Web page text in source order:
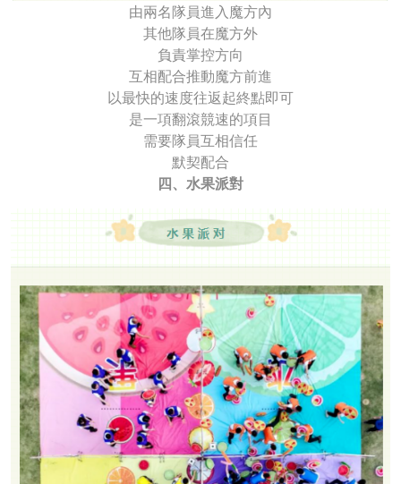
由兩名隊員進入魔方內
其他隊員在魔方外
負責掌控方向
互相配合推動魔方前進
以最快的速度往返起終點即可
是一項翻滾競速的項目
需要隊員互相信任
默契配合
四、水果派對